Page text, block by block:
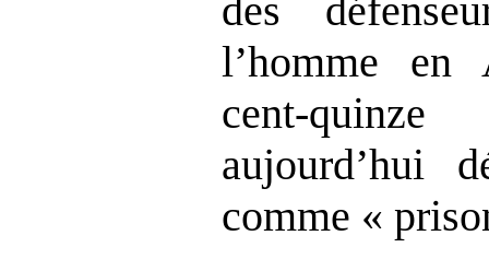
des
l’homme en
cent-
aujourd’hui
comme «